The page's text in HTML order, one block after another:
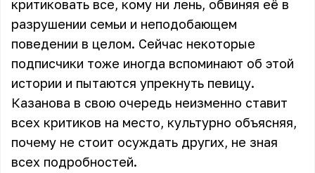
критиковать все, кому ни лень, обвиняя её в
разрушении семьи и неподобающем
поведении в целом. Сейчас некоторые
подписчики тоже иногда вспоминают об этой
истории и пытаются упрекнуть певицу.
Казанова в свою очередь неизменно ставит
всех критиков на место, культурно объясняя,
почему не стоит осуждать других, не зная
всех подробностей.